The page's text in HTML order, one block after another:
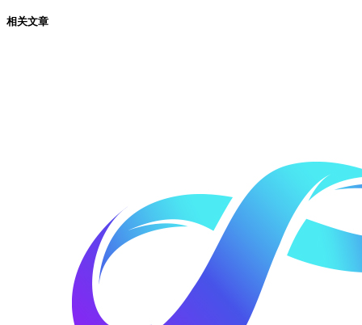
相关文章